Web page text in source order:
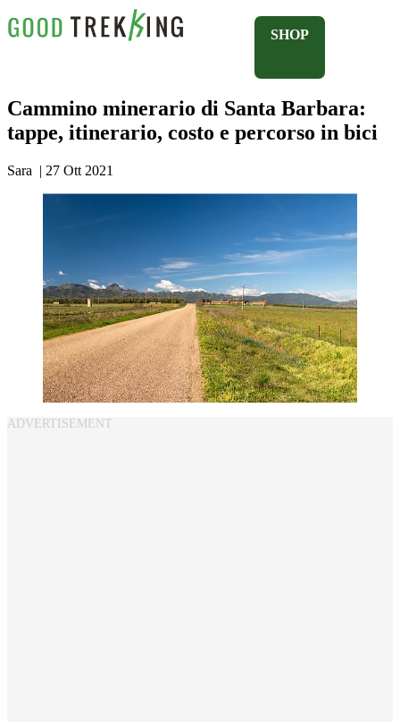
SHOP
Cammino minerario di Santa Barbara:
tappe, itinerario, costo e percorso in bici
Sara | 27 Ott 2021